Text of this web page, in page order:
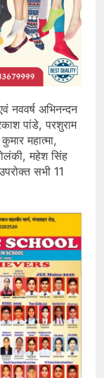
नववर्ष अभिनन्दन
पांडे, परशुराम
महात्मा,
महेश सिंह
सभी 11